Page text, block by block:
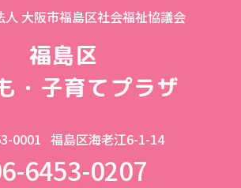
人 大阪市福島区社会福祉協議会
福島区
・子育てプラザ
0001 福島区海老江6-1-14
6453-0207